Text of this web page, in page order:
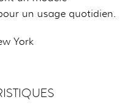
un usage quotidien.
York